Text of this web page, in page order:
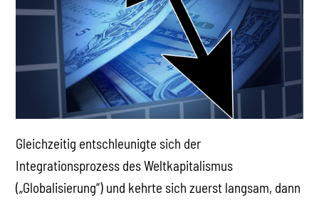
Gleichzeitig entschleunigte sich der
Integrationsprozess des Weltkapitalismus
(„Globalisierung“) und kehrte sich zuerst langsam, dann